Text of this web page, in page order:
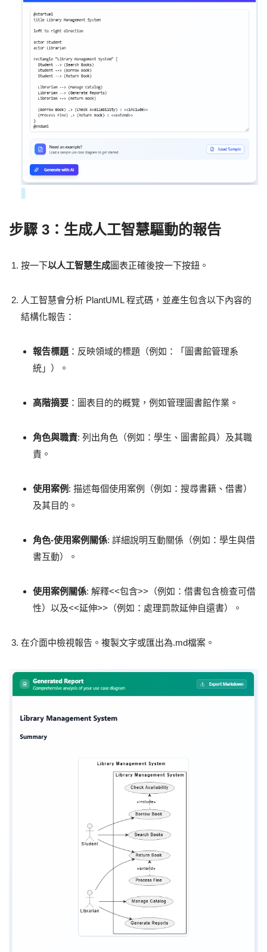
步驟 3：生成人工智慧驅動的報告
按一下以人工智慧生成圖表正確後按一下按鈕。
人工智慧會分析 PlantUML 程式碼，並產生包含以下內容的
結構化報告：
報告標題 ：反映領域的標題（例如：「圖書館管理系
統」）。
高階摘要 ：圖表目的的概覽，例如管理圖書館作業。
角色與職責: 列出角色（例如：學生、圖書館員）及其職
責。
使用案例 : 描述每個使用案例（例如：搜尋書籍、借書）
及其目的。
角色-使用案例關係: 詳細說明互動關係（例如：學生與借
書互動）。
使用案例關係: 解釋<<包含>> （例如：借書包含檢查可借
性）以及<<延伸>> （例如：處理罰款延伸自還書）。
在介面中檢視報告。複製文字或匯出為.md檔案。